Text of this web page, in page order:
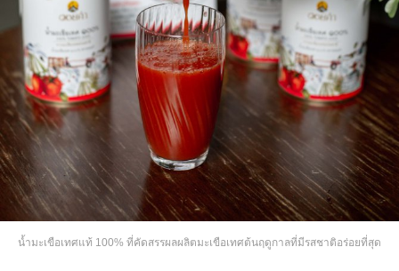
น้ำมะเขือเทศแท้ 100% ที่คัดสรรผลผลิตมะเขือเทศต้นฤดูกาลที่มีรสชาติอร่อยที่สุด